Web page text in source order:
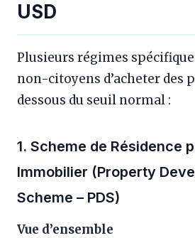
USD
Plusieurs régimes
non-citoyens d’acheter des
dessous du seuil normal :
1. Scheme de Résidence
Immobilier (Property
Scheme – PDS)
Vue d’ensemble